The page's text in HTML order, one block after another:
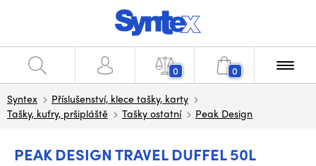
0 0
Syntex
Příslušenství, klece tašky, karty
Tašky, kufry, pršipláště
Tašky ostatní Peak Design
PEAK DESIGN TRAVEL DUFFEL 50L